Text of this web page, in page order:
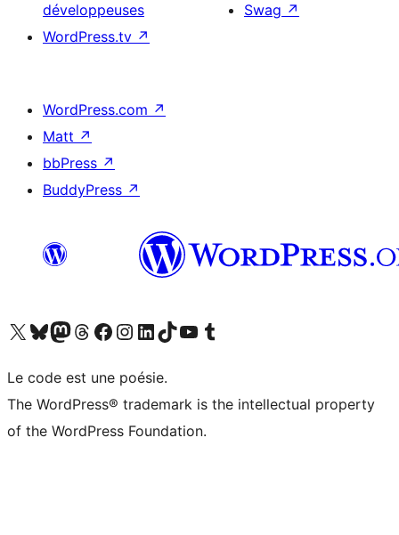
développeuses
WordPress.tv ↗
Swag ↗
WordPress.com ↗
Matt ↗
bbPress ↗
BuddyPress ↗
Visitez notre compte X (précédemment Twitter)
Visiter notre compte Bluesky
Visiter notre compte Mastodon
Visiter notre compte Threads
Consulter notre compte Facebook
Consulter notre compte Instagram
Consulter notre compte LinkedIn
Visiter notre compte TokTok
Visiter notre chaîne YouTube
Visiter notre compte Tumblr
Le code est une poésie.
The WordPress® trademark is the intellectual property
of the WordPress Foundation.